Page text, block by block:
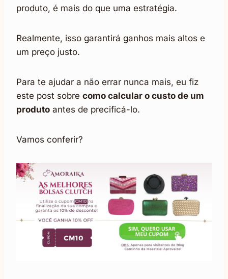
produto, é mais do que uma estratégia.
Realmente, isso garantirá ganhos mais altos e
um preço justo.
Para te ajudar a não errar nunca mais, eu fiz
este post sobre como calcular o custo de um
produto antes de precificá-lo.
Vamos conferir?